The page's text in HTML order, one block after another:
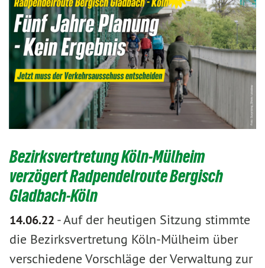
Bezirksvertretung Köln-Mülheim
verzögert Radpendelroute Bergisch
Gladbach-Köln
14.06.22 -Auf der heutigen Sitzung stimmte
die Bezirksvertretung Köln-Mülheim über
verschiedene Vorschläge der Verwaltung zur